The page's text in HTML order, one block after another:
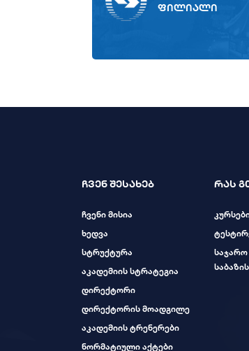
ფილიალი
ჩვენ შესახებ
ჩვენი მისია
ხედვა
სტრუქტურა
აკადემიის სტრატეგია
დირექტორი
დირექტორის მოადგილე
აკადემიის ტრენერები
ნორმატიული აქტები
რას